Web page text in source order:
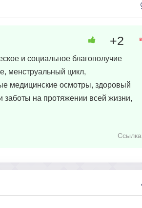
и социальное благополучие
менструальный цикл,
медицинские осмотры, здоровый
заботы на протяжении всей жизни,
+2
Ссылка